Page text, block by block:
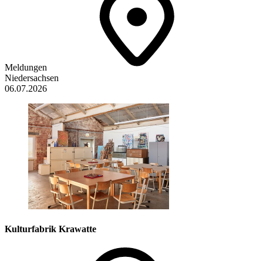
Meldungen
Niedersachsen
06.07.2026
Kulturfabrik Krawatte